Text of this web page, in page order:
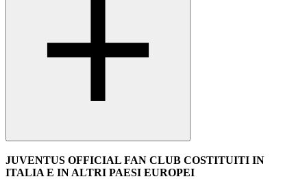
JUVENTUS OFFICIAL FAN CLUB COSTITUITI IN
ITALIA E IN ALTRI PAESI EUROPEI